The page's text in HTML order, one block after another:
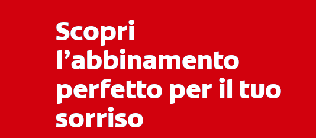
Scopri
l’abbinamento
perfetto per il tuo
sorriso